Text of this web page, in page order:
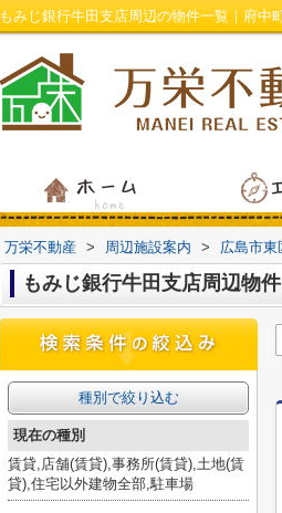
もみじ銀行牛田支店周辺の物件一覧｜府
万栄不動産 > 周辺施設案内 > 広島市東
もみじ銀行牛田支店周辺物件
種別で絞り込む
現在の種別
賃貸,店舗(賃貸),事務所(賃貸),土地(賃
貸),住宅以外建物全部,駐車場